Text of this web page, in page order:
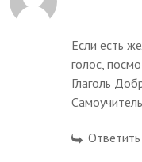
Если есть
голос,
Глаголь
Ответить